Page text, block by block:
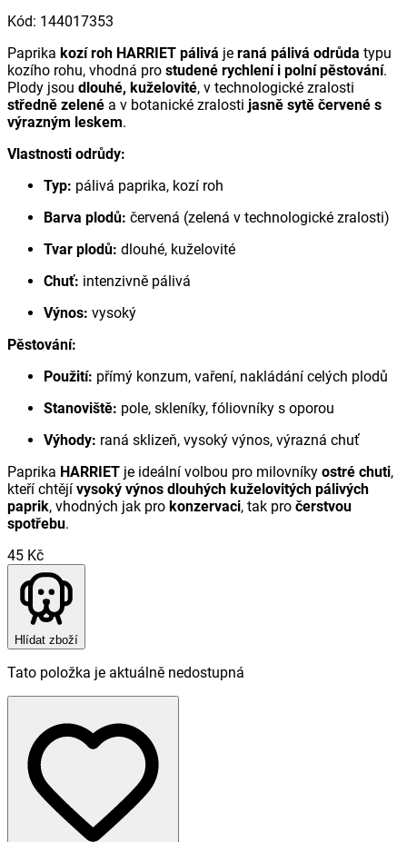
Kód: 144017353
Paprika kozí roh HARRIET pálivá je raná pálivá odrůda typu
kozího rohu, vhodná pro studené rychlení i polní pěstování.
Plody jsou dlouhé, kuželovité, v technologické zralosti
středně zelené a v botanické zralosti jasně sytě červené s
výrazným leskem.
Vlastnosti odrůdy:
Typ: pálivá paprika, kozí roh
Barva plodů: červená (zelená v technologické zralosti)
Tvar plodů: dlouhé, kuželovité
Chuť: intenzivně pálivá
Výnos: vysoký
Pěstování:
Použití: přímý konzum, vaření, nakládání celých plodů
Stanoviště: pole, skleníky, fóliovníky s oporou
Výhody: raná sklizeň, vysoký výnos, výrazná chuť
Paprika HARRIET je ideální volbou pro milovníky ostré chuti,
kteří chtějí vysoký výnos dlouhých kuželovitých pálivých
paprik, vhodných jak pro konzervaci, tak pro čerstvou
spotřebu.
45 Kč
Hlídat zboží
Tato položka je aktuálně nedostupná